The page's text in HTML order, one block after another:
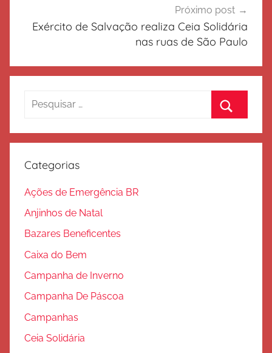
Próximo post
Exército de Salvação realiza Ceia Solidária
nas ruas de São Paulo
Pesquisar
Categorias
Ações de Emergência BR
Anjinhos de Natal
Bazares Beneficentes
Caixa do Bem
Campanha de Inverno
Campanha De Páscoa
Campanhas
Ceia Solidária